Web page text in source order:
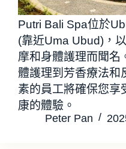
Putri Bali Spa位於
(靠近Uma Ubud)，
摩和身體護理而聞名
體護理到芳香療法和
素的員工將確保您享
康的體驗。
Peter Pan